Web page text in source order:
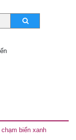
biển xanh